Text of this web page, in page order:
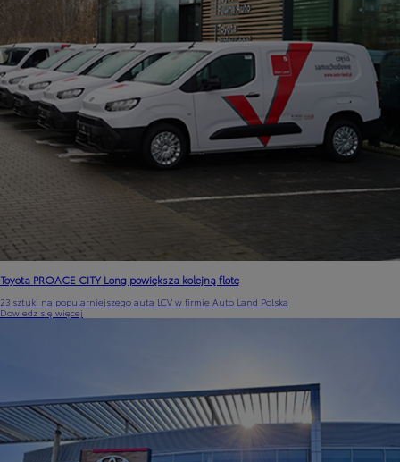
Toyota PROACE CITY Long powiększa kolejną flotę
23 sztuki najpopularniejszego auta LCV w firmie Auto Land Polska
Dowiedz się więcej